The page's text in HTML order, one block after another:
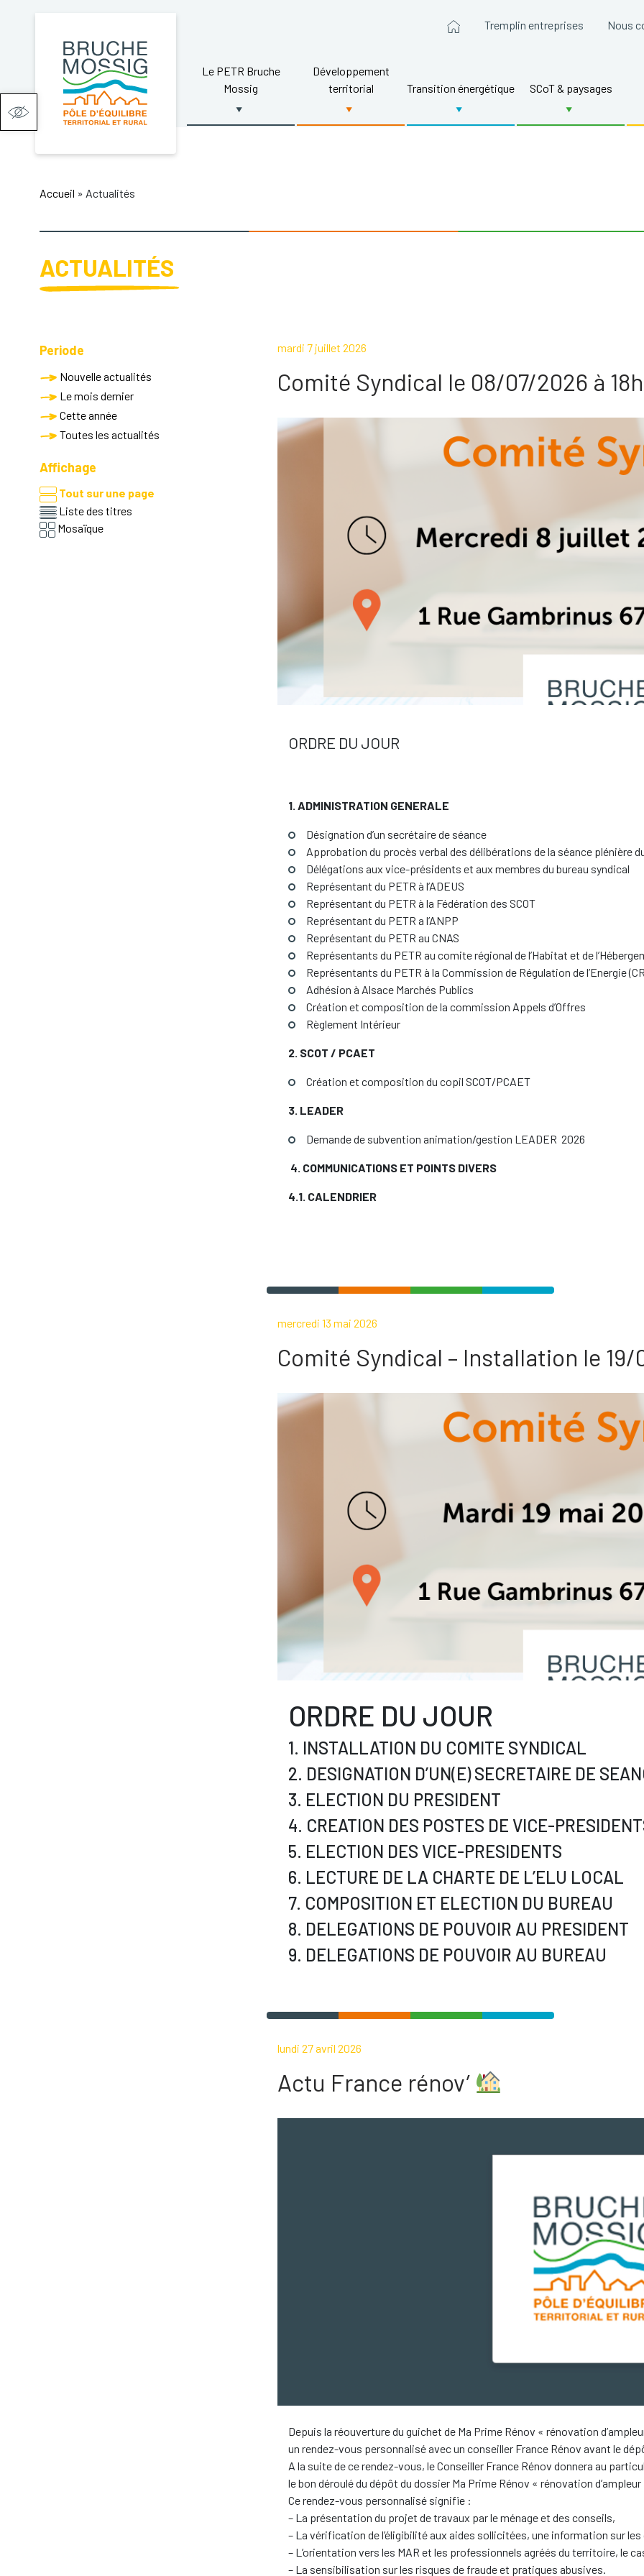
Ouvrir la barre d’outils
Tremplin entreprises Nous
Le PETR Bruche
Mossig
Développement
territorial
Transition énergétique SCoT & paysages
Accueil » Actualités
ACTUALITÉS
Periode
Nouvelle actualités
Le mois dernier
Cette année
Toutes les actualités
Affichage
Tout sur une page
Liste des titres
Mosaïque
mardi 7 juillet 2026
Comité Syndical le 08/07/2026 à
ORDRE DU JOUR
1. ADMINISTRATION GENERALE
Désignation d’un secrétaire de séance
Approbation du procès verbal des délibérations de la séance plénière
Délégations aux vice-présidents et aux membres du bureau syndical
Représentant du PETR à l’ADEUS
Représentant du PETR à la Fédération des SCOT
Représentant du PETR a l’ANPP
Représentant du PETR au CNAS
Représentants du PETR au comite régional de l’Habitat et de
Représentants du PETR à la Commission de Régulation de l’Energie
Adhésion à Alsace Marchés Publics
Création et composition de la commission Appels d’Offres
Règlement Intérieur
2. SCOT / PCAET
Création et composition du copil SCOT/PCAET
3. LEADER
Demande de subvention animation/gestion LEADER 2026
4. COMMUNICATIONS ET POINTS DIVERS
4.1. CALENDRIER
mercredi 13 mai 2026
Comité Syndical – Installation le 19/
ORDRE DU JOUR
1. INSTALLATION DU COMITE SYNDICAL
2. DESIGNATION D’UN(E) SECRETAIRE DE
3. ELECTION DU PRESIDENT
4. CREATION DES POSTES DE VICE-
5. ELECTION DES VICE-PRESIDENTS
6. LECTURE DE LA CHARTE DE L’ELU LOCAL
7. COMPOSITION ET ELECTION DU BUREAU
8. DELEGATIONS DE POUVOIR AU PRESIDENT
9. DELEGATIONS DE POUVOIR AU BUREAU
lundi 27 avril 2026
Actu France rénov’
Depuis la réouverture du guichet de Ma Prime Rénov « rénovation
un rendez-vous personnalisé avec un conseiller France Rénov avant le
A la suite de ce rendez-vous, le Conseiller France Rénov donnera au
le bon déroulé du dépôt du dossier Ma Prime Rénov « rénovation d’ampleur
Ce rendez-vous personnalisé signifie :
– La présentation du projet de travaux par le ménage et des conseils,
– La vérification de l’éligibilité aux aides sollicitées, une information sur
– L’orientation vers les MAR et les professionnels agréés du territoire, le
– La sensibilisation sur les risques de fraude et pratiques abusives.